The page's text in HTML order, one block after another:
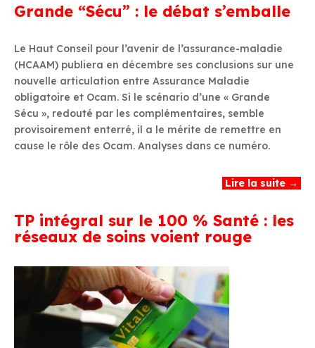
Grande “Sécu” : le débat s’emballe
Le Haut Conseil pour l’avenir de l’assurance-maladie
(HCAAM) publiera en décembre ses conclusions sur une
nouvelle articulation entre Assurance Maladie
obligatoire et Ocam. Si le scénario d’une « Grande
Sécu », redouté par les complémentaires, semble
provisoirement enterré, il a le mérite de remettre en
cause le rôle des Ocam. Analyses dans ce numéro.
Lire la suite →
TP intégral sur le 100 % Santé : les
réseaux de soins voient rouge